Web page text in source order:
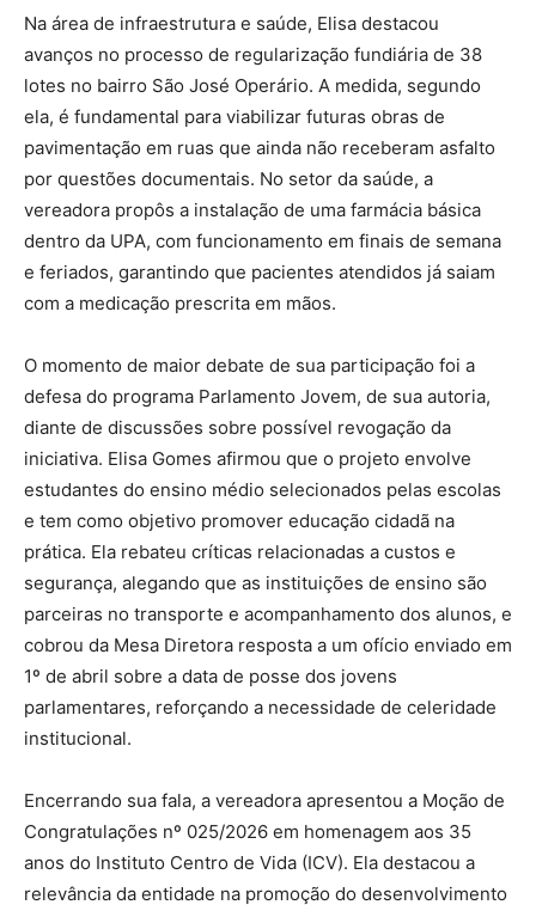
Na área de infraestrutura e saúde, Elisa destacou
avanços no processo de regularização fundiária de 38
lotes no bairro São José Operário. A medida, segundo
ela, é fundamental para viabilizar futuras obras de
pavimentação em ruas que ainda não receberam asfalto
por questões documentais. No setor da saúde, a
vereadora propôs a instalação de uma farmácia básica
dentro da UPA, com funcionamento em finais de semana
e feriados, garantindo que pacientes atendidos já saiam
com a medicação prescrita em mãos.
O momento de maior debate de sua participação foi a
defesa do programa Parlamento Jovem, de sua autoria,
diante de discussões sobre possível revogação da
iniciativa. Elisa Gomes afirmou que o projeto envolve
estudantes do ensino médio selecionados pelas escolas
e tem como objetivo promover educação cidadã na
prática. Ela rebateu críticas relacionadas a custos e
segurança, alegando que as instituições de ensino são
parceiras no transporte e acompanhamento dos alunos, e
cobrou da Mesa Diretora resposta a um ofício enviado em
1º de abril sobre a data de posse dos jovens
parlamentares, reforçando a necessidade de celeridade
institucional.
Encerrando sua fala, a vereadora apresentou a Moção de
Congratulações nº 025/2026 em homenagem aos 35
anos do Instituto Centro de Vida (ICV). Ela destacou a
relevância da entidade na promoção do desenvolvimento